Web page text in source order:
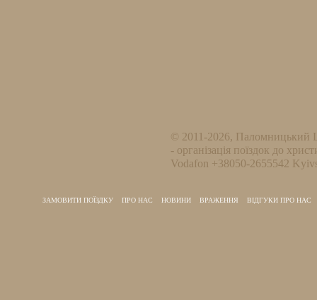
© 2011-2026, Паломницький
- організація поїздок до
Vodafon +38050-2655542
ЗАМОВИТИ ПОЇЗДКУ ПРО НАС НОВИНИ ВРАЖЕННЯ ВІДГУКИ ПРО НАС